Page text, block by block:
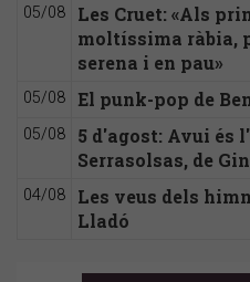
05/08
Les Cruet: «Als
moltíssima ràbia,
serena i en pau»
05/08 El punk-pop de
05/08
5 d'agost: Avui és
Serrasolsas, de
04/08
Les veus dels
Lladó